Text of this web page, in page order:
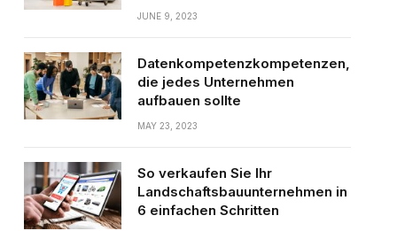
JUNE 9, 2023
Datenkompetenzkompetenzen,
die jedes Unternehmen
aufbauen sollte
MAY 23, 2023
So verkaufen Sie Ihr
Landschaftsbauunternehmen in
6 einfachen Schritten